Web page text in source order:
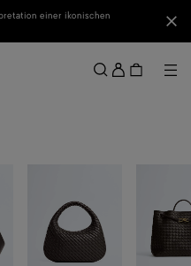
einer ikonischen